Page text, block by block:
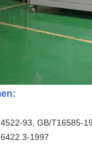
:
93, GB/T16585-
1997